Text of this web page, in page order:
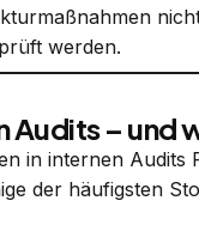
werden.
Audits – und
in internen Audits
der häufigsten